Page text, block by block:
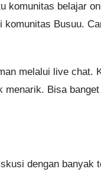
komunitas belajar
komunitas Busuu.
melalui live chat.
menarik. Bisa
dengan banyak